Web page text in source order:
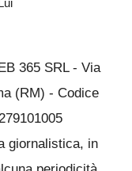
365 SRL - Via
(RM) - Codice
giornalistica, in